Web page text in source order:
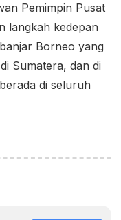
Pemimpin Pusat
langkah kedepan
Borneo yang
Sumatera, dan di
di seluruh